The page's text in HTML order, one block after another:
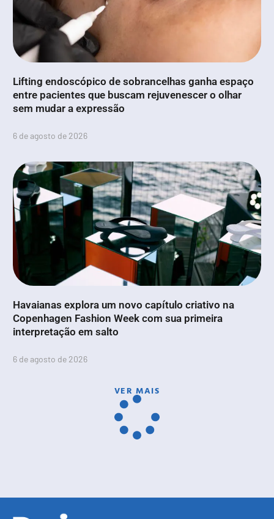
Lifting endoscópico de sobrancelhas ganha espaço
entre pacientes que buscam rejuvenescer o olhar
sem mudar a expressão
6 de agosto de 2026
Havaianas explora um novo capítulo criativo na
Copenhagen Fashion Week com sua primeira
interpretação em salto
6 de agosto de 2026
VER MAIS